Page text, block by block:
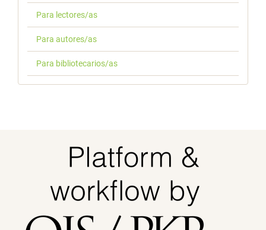
Para lectores/as
Para autores/as
Para bibliotecarios/as